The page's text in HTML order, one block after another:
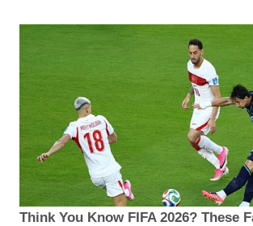
Think You Know FIFA 2026? These